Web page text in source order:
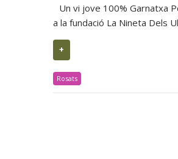
Un vi jove 100% Garnatxa
a la fundació La Nineta Dels
+
Rosats